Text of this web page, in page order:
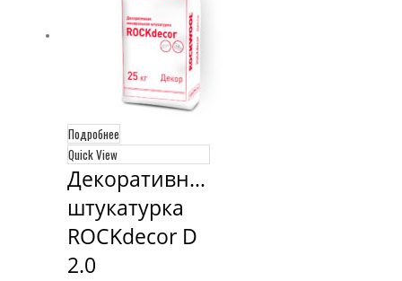
Подробнее
Quick View
Декоративная
штукатурка
ROCKdecor D
2.0